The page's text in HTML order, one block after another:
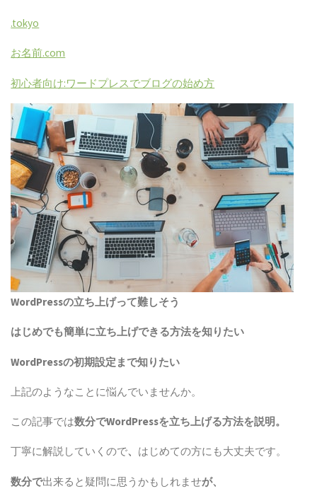
.tokyo
お名前.com
初心者向け:ワードプレスでブログの始め方
WordPressの立ち上げって難しそう
はじめでも簡単に立ち上げできる方法を知りたい
WordPressの初期設定まで知りたい
上記のようなことに悩んでいませんか。
この記事では数分でWordPressを立ち上げる方法を説明。
丁寧に解説していくので、 はじめての方にも大丈夫です。
数分で出来ると疑問に思うかもしれませが、